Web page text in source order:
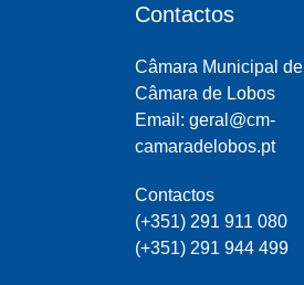
Contactos
Câmara Municipal de
Câmara de Lobos
Email: geral@cm-
camaradelobos.pt
Contactos
(+351) 291 911 080
(+351) 291 944 499